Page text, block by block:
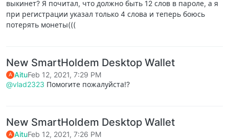
выкинет? Я почитал, что должно быть 12 слов в пароле, а я
при регистрации указал только 4 слова и теперь боюсь
потерять монеты(((
New SmartHoldem Desktop Wallet
A AituFeb 12, 2021, 7:29 PM
@vlad2323 Помогите пожалуйста!?
New SmartHoldem Desktop Wallet
A AituFeb 12, 2021, 7:26 PM